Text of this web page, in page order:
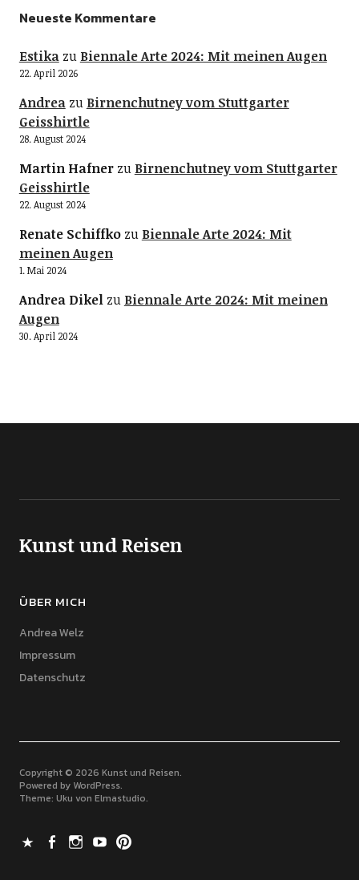
Neueste Kommentare
Estikazu Biennale Arte 2024: Mit meinen Augen
22. April 2026
Andreazu Birnenchutney vom Stuttgarter
Geisshirtle
28. August 2024
Martin Hafnerzu Birnenchutney vom Stuttgarter
Geisshirtle
22. August 2024
Renate Schiffkozu Biennale Arte 2024: Mit
meinen Augen
1. Mai 2024
Andrea Dikelzu Biennale Arte 2024: Mit meinen
Augen
30. April 2024
Kunst und Reisen
ÜBER MICH
Andrea Welz
Impressum
Datenschutz
Copyright © 2026 Kunst und Reisen
Powered by WordPress
Theme: Uku von Elmastudio